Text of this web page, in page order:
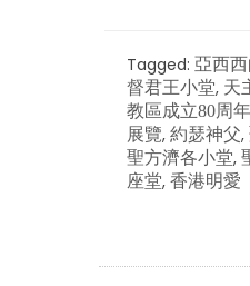
Tagged: 亞西
督君王小堂, 天
教區成立80周
展覽, 約瑟神父,
聖方濟各小堂,
座堂, 香港明愛